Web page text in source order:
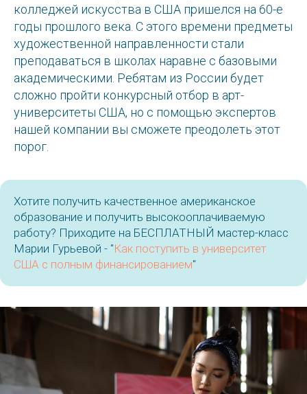
колледжей искусства в США пришелся на 60-е
годы прошлого века. С этого времени предметы
художественной направленности стали
преподаваться в школах наравне с базовыми
академическими. Ребятам из России будет
сложно пройти конкурсный отбор в арт-
университеты США, но с помощью экспертов
нашей компании вы сможете преодолеть этот
порог.
Хотите получить качественное американское
образование и получить высокооплачиваемую
работу? Приходите на БЕСПЛАТНЫЙ мастер-класс
Марии Гурьевой - "Как поступить в университет
США с полным финансированием"